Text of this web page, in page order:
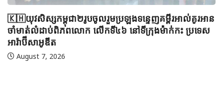
🇰🇭យុវសិស្សកម្ពុជា២រូបចូលរួមប្រឡងទន្ទេញគម្ពីរអាល់គូរអាន
ចាំមាត់លំដាប់ពិភពលោក លើកទី៤៦ នៅទីក្រុងម៉ាក់កះ ប្រទេស
អារ៉ាប៊ីសាអូឌីត
August 7, 2026